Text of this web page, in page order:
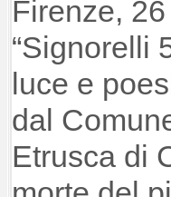
Firenze,
“Signorelli
luce e
dal
Etrusca di